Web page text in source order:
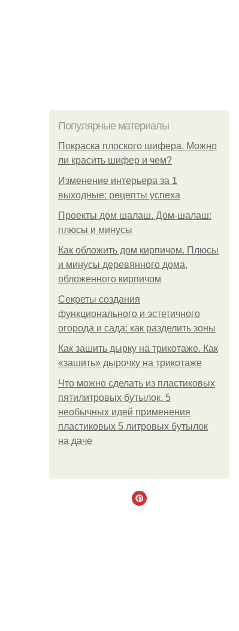
Популярные материалы
Покраска плоского шифера. Можно
ли красить шифер и чем?
Изменение интерьера за 1
выходные: рецепты успеха
Проекты дом шалаш. Дом-шалаш:
плюсы и минусы
Как обложить дом кирпичом. Плюсы
и минусы деревянного дома,
обложенного кирпичом
Секреты создания
функционального и эстетичного
огорода и сада: как разделить зоны
Как зашить дырку на трикотаже. Как
«зашить» дырочку на трикотаже
Что можно сделать из пластиковых
пятилитровых бутылок. 5
необычных идей применения
пластиковых 5 литровых бутылок
на даче